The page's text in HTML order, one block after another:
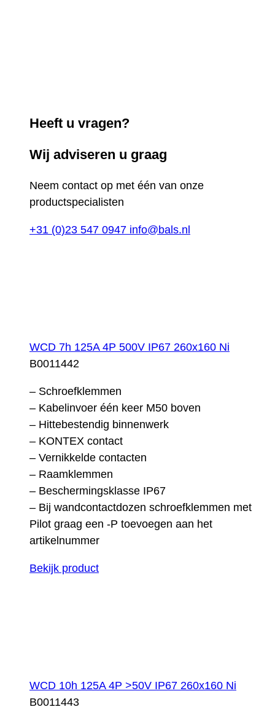
Heeft u vragen?
Wij adviseren u graag
Neem contact op met één van onze
productspecialisten
+31 (0)23 547 0947 info@bals.nl
WCD 7h 125A 4P 500V IP67 260x160 Ni
B0011442
– Schroefklemmen
– Kabelinvoer één keer M50 boven
– Hittebestendig binnenwerk
– KONTEX contact
– Vernikkelde contacten
– Raamklemmen
– Beschermingsklasse IP67
– Bij wandcontactdozen schroefklemmen met
Pilot graag een -P toevoegen aan het
artikelnummer
Bekijk product
WCD 10h 125A 4P >50V IP67 260x160 Ni
B0011443